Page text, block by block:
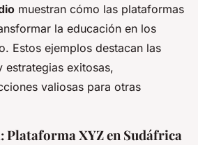
muestran cómo las plataformas
la educación en los
Estos ejemplos destacan las
estrategias exitosas,
valiosas para otras
Plataforma XYZ en Sudáfrica